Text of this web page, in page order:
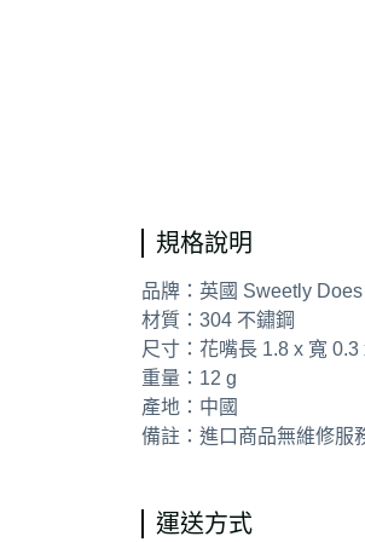
規格說明
品牌：英國 Sweetly Does
材質：304 不鏽鋼
尺寸：花嘴長 1.8 x 寬
重量：12 g
產地：中國
備註：進口商品無維修服
運送方式